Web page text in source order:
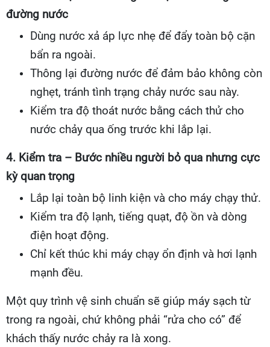
đường nước
Dùng nước xả áp lực nhẹ để đẩy toàn bộ cặn
bẩn ra ngoài.
Thông lại đường nước để đảm bảo không còn
nghẹt, tránh tình trạng chảy nước sau này.
Kiểm tra độ thoát nước bằng cách thử cho
nước chảy qua ống trước khi lắp lại.
4. Kiểm tra – Bước nhiều người bỏ qua nhưng cực
kỳ quan trọng
Lắp lại toàn bộ linh kiện và cho máy chạy thử.
Kiểm tra độ lạnh, tiếng quạt, độ ồn và dòng
điện hoạt động.
Chỉ kết thúc khi máy chạy ổn định và hơi lạnh
mạnh đều.
Một quy trình vệ sinh chuẩn sẽ giúp máy sạch từ
trong ra ngoài, chứ không phải “rửa cho có” để
khách thấy nước chảy ra là xong.